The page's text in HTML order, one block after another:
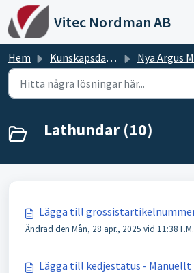
Hoppa över till huvudinnehåll
Vitec Nordman AB
Hem Kunskapsdatabas Nya Argus Manualer
Lathundar (10)
Lägga till
Ändrad den Mån, 28 apr., 2025 vid 11:38 F.M.
Lägga till kedjestatus - Manuellt